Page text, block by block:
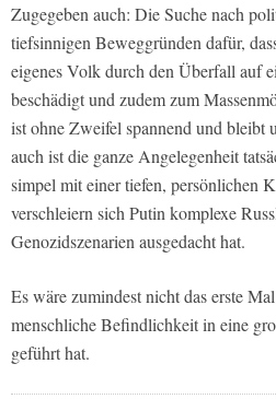
Zugegeben auch: Die Suche nach
tiefsinnigen Beweggründen dafür,
eigenes Volk durch den Überfall auf
beschädigt und zudem zum
ist ohne Zweifel spannend und bleibt
auch ist die ganze Angelegenheit
simpel mit einer tiefen, persönlichen
verschleiern sich Putin komplexe
Genozidszenarien ausgedacht hat.
Es wäre zumindest nicht das erste
menschliche Befindlichkeit in eine
geführt hat.